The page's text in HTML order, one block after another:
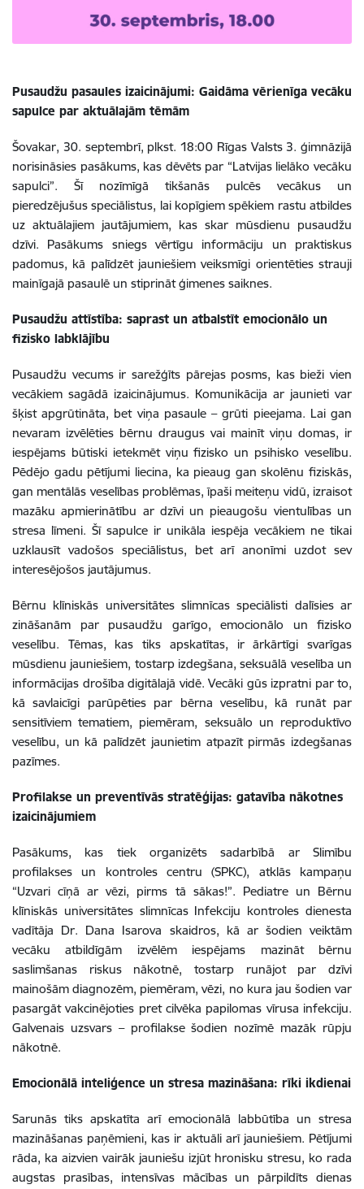
Pusaudžu pasaules izaicinājumi: Gaidāma vērienīga vecāku
sapulce par aktuālajām tēmām
Šovakar, 30. septembrī, plkst. 18:00 Rīgas Valsts 3. ģimnāzijā
norisināsies pasākums, kas dēvēts par “Latvijas lielāko vecāku
sapulci”. Šī nozīmīgā tikšanās pulcēs vecākus un
pieredzējušus speciālistus, lai kopīgiem spēkiem rastu atbildes
uz aktuālajiem jautājumiem, kas skar mūsdienu pusaudžu
dzīvi. Pasākums sniegs vērtīgu informāciju un praktiskus
padomus, kā palīdzēt jauniešiem veiksmīgi orientēties strauji
mainīgajā pasaulē un stiprināt ģimenes saiknes.
Pusaudžu attīstība: saprast un atbalstīt emocionālo un
fizisko labklājību
Pusaudžu vecums ir sarežģīts pārejas posms, kas bieži vien
vecākiem sagādā izaicinājumus. Komunikācija ar jaunieti var
šķist apgrūtināta, bet viņa pasaule – grūti pieejama. Lai gan
nevaram izvēlēties bērnu draugus vai mainīt viņu domas, ir
iespējams būtiski ietekmēt viņu fizisko un psihisko veselību.
Pēdējo gadu pētījumi liecina, ka pieaug gan skolēnu fiziskās,
gan mentālās veselības problēmas, īpaši meiteņu vidū, izraisot
mazāku apmierinātību ar dzīvi un pieaugošu vientulības un
stresa līmeni. Šī sapulce ir unikāla iespēja vecākiem ne tikai
uzklausīt vadošos speciālistus, bet arī anonīmi uzdot sev
interesējošos jautājumus.
Bērnu klīniskās universitātes slimnīcas speciālisti dalīsies ar
zināšanām par pusaudžu garīgo, emocionālo un fizisko
veselību. Tēmas, kas tiks apskatītas, ir ārkārtīgi svarīgas
mūsdienu jauniešiem, tostarp izdegšana, seksuālā veselība un
informācijas drošība digitālajā vidē. Vecāki gūs izpratni par to,
kā savlaicīgi parūpēties par bērna veselību, kā runāt par
sensitīviem tematiem, piemēram, seksuālo un reproduktīvo
veselību, un kā palīdzēt jaunietim atpazīt pirmās izdegšanas
pazīmes.
Profilakse un preventīvās stratēģijas: gatavība nākotnes
izaicinājumiem
Pasākums, kas tiek organizēts sadarbībā ar Slimību
profilakses un kontroles centru (SPKC), atklās kampaņu
“Uzvari cīņā ar vēzi, pirms tā sākas!”. Pediatre un Bērnu
klīniskās universitātes slimnīcas Infekciju kontroles dienesta
vadītāja Dr. Dana Isarova skaidros, kā ar šodien veiktām
vecāku atbildīgām izvēlēm iespējams mazināt bērnu
saslimšanas riskus nākotnē, tostarp runājot par dzīvi
mainošām diagnozēm, piemēram, vēzi, no kura jau šodien var
pasargāt vakcinējoties pret cilvēka papilomas vīrusa infekciju.
Galvenais uzsvars – profilakse šodien nozīmē mazāk rūpju
nākotnē.
Emocionālā inteliģence un stresa mazināšana: rīki ikdienai
Sarunās tiks apskatīta arī emocionālā labbūtība un stresa
mazināšanas paņēmieni, kas ir aktuāli arī jauniešiem. Pētījumi
rāda, ka aizvien vairāk jauniešu izjūt hronisku stresu, ko rada
augstas prasības, intensīvas mācības un pārpildīts dienas